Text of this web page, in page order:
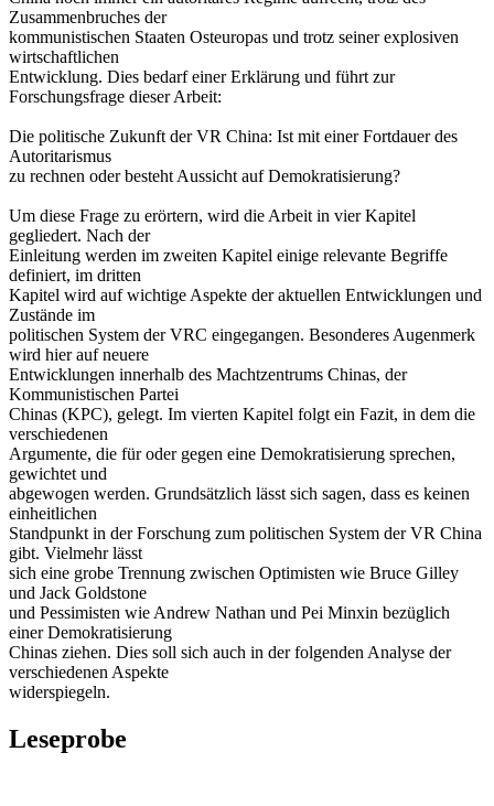
Zusammenbruches der
kommunistischen Staaten Osteuropas und trotz seiner explosiven
wirtschaftlichen
Entwicklung. Dies bedarf einer Erklärung und führt zur
Forschungsfrage dieser Arbeit:
Die politische Zukunft der VR China: Ist mit einer Fortdauer des
Autoritarismus
zu rechnen oder besteht Aussicht auf Demokratisierung?
Um diese Frage zu erörtern, wird die Arbeit in vier Kapitel
gegliedert. Nach der
Einleitung werden im zweiten Kapitel einige relevante Begriffe
definiert, im dritten
Kapitel wird auf wichtige Aspekte der aktuellen Entwicklungen und
Zustände im
politischen System der VRC eingegangen. Besonderes Augenmerk
wird hier auf neuere
Entwicklungen innerhalb des Machtzentrums Chinas, der
Kommunistischen Partei
Chinas (KPC), gelegt. Im vierten Kapitel folgt ein Fazit, in dem die
verschiedenen
Argumente, die für oder gegen eine Demokratisierung sprechen,
gewichtet und
abgewogen werden. Grundsätzlich lässt sich sagen, dass es keinen
einheitlichen
Standpunkt in der Forschung zum politischen System der VR China
gibt. Vielmehr lässt
sich eine grobe Trennung zwischen Optimisten wie Bruce Gilley
und Jack Goldstone
und Pessimisten wie Andrew Nathan und Pei Minxin bezüglich
einer Demokratisierung
Chinas ziehen. Dies soll sich auch in der folgenden Analyse der
verschiedenen Aspekte
widerspiegeln.
Leseprobe